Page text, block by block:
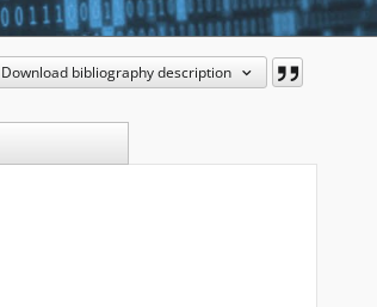
Download bibliography description